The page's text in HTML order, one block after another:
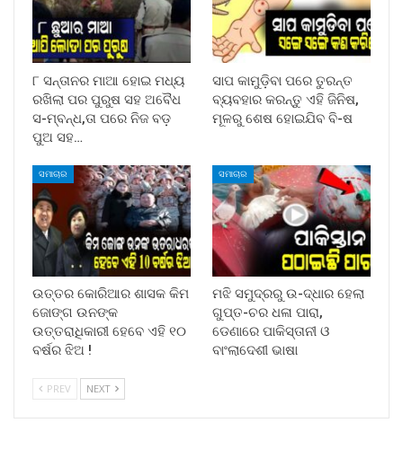
୮ ସନ୍ତାନର ମାଆ ହୋଇ ମଧ୍ୟ
ରଖିଲା ପର ପୁରୁଷ ସହ ଅବୈଧ
ସ-ମ୍ବନ୍ଧ,ତା ପରେ ନିଜ ବଡ଼
ପୁଅ ସହ…
ସାପ କାମୁଡ଼ିବା ପରେ ତୁରନ୍ତ
ବ୍ୟବହାର କରନ୍ତୁ ଏହି ଜିନିଷ,
ମୂଳରୁ ଶେଷ ହୋଇଯିବ ବି-ଷ
ସମାଚାର
ଉତ୍ତର କୋରିଆର ଶାସକ କିମ
ଜୋଙ୍ଗ ଉନଙ୍କ
ଉତ୍ତରାଧିକାରୀ ହେବେ ଏହି ୧୦
ବର୍ଷର ଝିଅ !
ସମାଚାର
ମଝି ସମୁଦ୍ରରୁ ଉ-ଦ୍ଧାର ହେଲା
ଗୁପ୍ତ-ଚର ଧଳା ପାରା,
ଡେଣାରେ ପାକିସ୍ତାନୀ ଓ
ବାଂଲାଦେଶୀ ଭାଷା
PREV NEXT